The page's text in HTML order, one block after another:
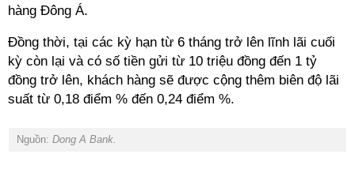
hàng Đông Á.
Đồng thời, tại các kỳ hạn từ 6 tháng trở lên lĩnh lãi cuối
kỳ còn lại và có số tiền gửi từ 10 triệu đồng đến 1 tỷ
đồng trở lên, khách hàng sẽ được cộng thêm biên độ lãi
suất từ 0,18 điểm % đến 0,24 điểm %.
Nguồn: Dong A Bank.